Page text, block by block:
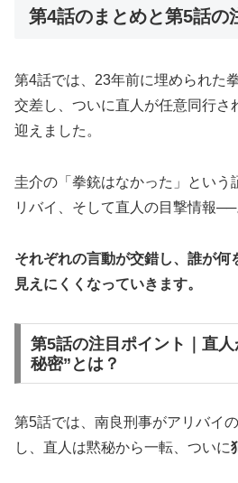
各シーンで使用された場所とその背景
第4話のまとめと第5話の
第4話では、23年前に埋められた
交差し、ついに直人が任意同行さ
迎えました。
圭介の「拳銃はなかった」という
リバイ、そして直人の目撃情報──
それぞれの言動が交錯し、誰が何
見えにくくなっていきます。
第5話の注目ポイント｜直
秘密”とは？
第5話では、南良刑事がアリバイ
し、直人は黙秘から一転、ついに